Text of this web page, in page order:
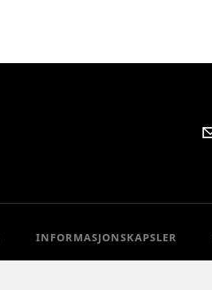
INFORMASJONSKAPSLER